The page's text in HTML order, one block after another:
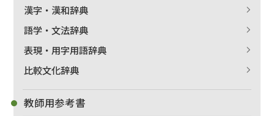
漢字・漢和辞典
語学・文法辞典
表現・用字用語辞典
比較文化辞典
教師用参考書